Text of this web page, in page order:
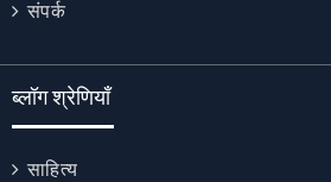
संपर्क
ब्लॉग श्रेणियाँ
साहित्य